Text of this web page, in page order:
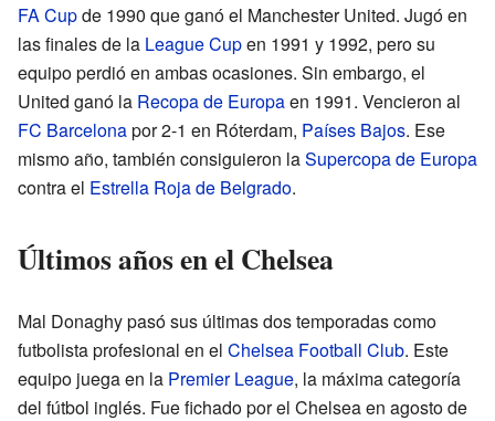
FA Cupde 1990 que ganó el Manchester United. Jugó en
las finales de la League Cupen 1991 y 1992, pero su
equipo perdió en ambas ocasiones. Sin embargo, el
United ganó la Recopa de Europaen 1991. Vencieron al
FC Barcelonapor 2-1 en Róterdam, Países Bajos. Ese
mismo año, también consiguieron laSupercopa de Europa
contra el Estrella Roja de Belgrado.
Últimos años en el Chelsea
Mal Donaghy pasó sus últimas dos temporadas como
futbolista profesional en el Chelsea Football Club. Este
equipo juega en la Premier League, la máxima categoría
del fútbol inglés. Fue fichado por el Chelsea en agosto de